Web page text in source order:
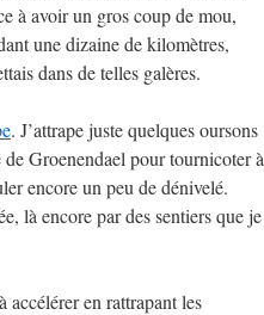
à avoir un gros coup de mou,
une dizaine de kilomètres,
dans de telles galères.
. J’attrape juste quelques oursons
Groenendael pour tournicoter à
encore un peu de dénivelé.
là encore par des sentiers que je
en rattrapant les